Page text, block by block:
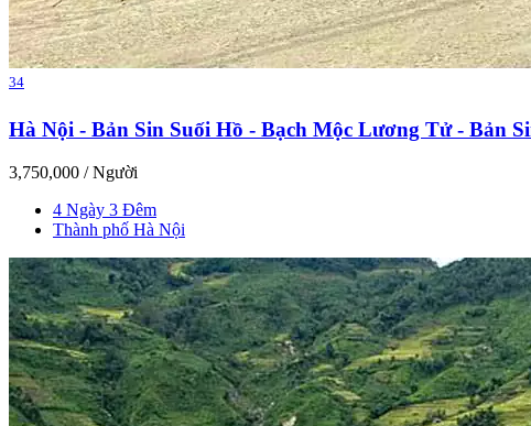
34
Hà Nội - Bản Sin Suối Hồ - Bạch Mộc Lương Tử - Bản
3,750,000 / Người
4 Ngày 3 Đêm
Thành phố Hà Nội